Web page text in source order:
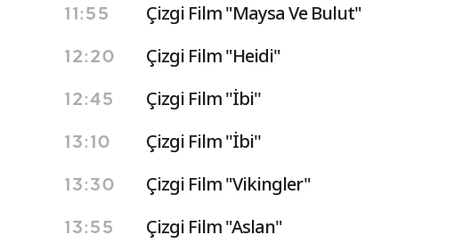
11:55 Çizgi Film "Maysa Ve Bulut"
12:20 Çizgi Film "Heidi"
12:45 Çizgi Film ''İbi''
13:10 Çizgi Film ''İbi''
13:30 Çizgi Film "Vikingler"
13:55 Çizgi Film "Aslan"